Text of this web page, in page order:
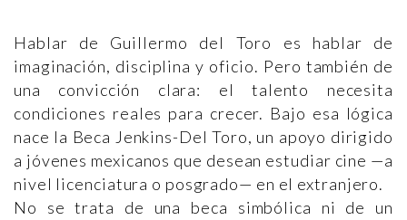
Hablar de Guillermo del Toro es hablar de
imaginación, disciplina y oficio. Pero también de
una convicción clara: el talento necesita
condiciones reales para crecer. Bajo esa lógica
nace la Beca Jenkins-Del Toro, un apoyo dirigido
a jóvenes mexicanos que desean estudiar cine —a
nivel licenciatura o posgrado— en el extranjero.
No se trata de una beca simbólica ni de un